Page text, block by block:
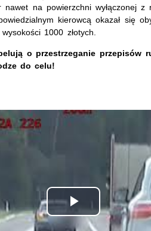
nawet na powierzchni
kierowcą okazał się
1000 złotych.
o przestrzeganie przepisów
do celu!
pojazdy. Jeden z kierowców tuż
Odtwórz